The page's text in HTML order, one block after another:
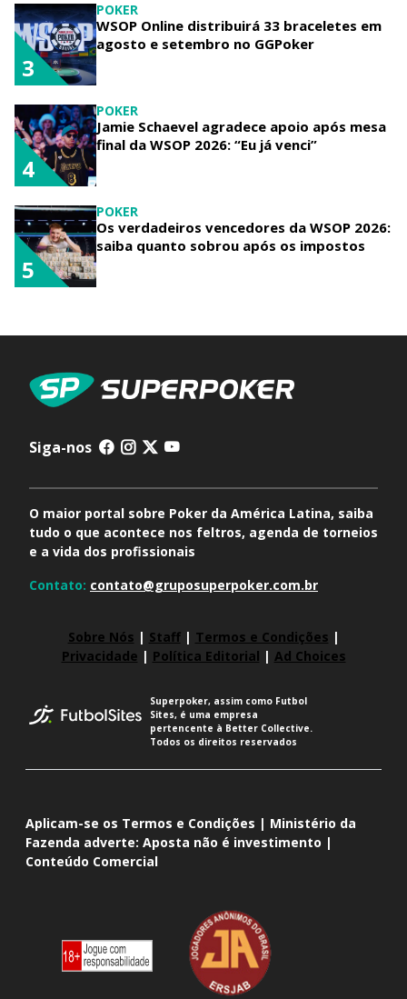
POKER
WSOP Online distribuirá 33 braceletes em
agosto e setembro no GGPoker
3
POKER
Jamie Schaevel agradece apoio após mesa
final da WSOP 2026: “Eu já venci”
4
POKER
Os verdadeiros vencedores da WSOP 2026:
saiba quanto sobrou após os impostos
5
Siga-nos
O maior portal sobre Poker da América Latina, saiba
tudo o que acontece nos feltros, agenda de torneios
e a vida dos profissionais
Contato: contato@gruposuperpoker.com.br
Sobre Nós | Staff| Termos e Condições |
Privacidade | Política Editorial | Ad Choices
Superpoker, assim como Futbol
Sites, é uma empresa
pertencente à Better Collective.
Todos os direitos reservados
Aplicam-se os Termos e Condições | Ministério da
Fazenda adverte: Aposta não é investimento |
Conteúdo Comercial